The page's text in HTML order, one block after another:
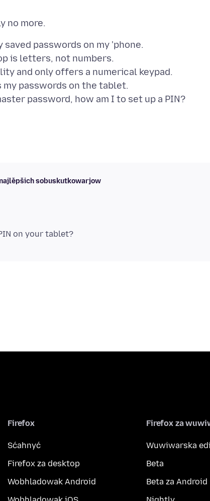
passwords on my 'phone.
is letters, not numbers.
and only offers a numerical keypad.
passwords on the tablet.
sobuskutkowarjow
Firefox
Sćahnyć
Firefox za desktop
Wobhladowak Android
Firefox za
Wuwiwarska
Beta
Beta za Android